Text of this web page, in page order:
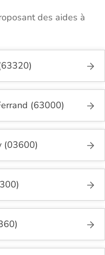
des aides à
(63000)
(03600)